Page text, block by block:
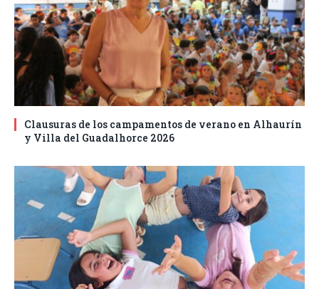
Clausuras de los campamentos de verano en Alhaurín
y Villa del Guadalhorce 2026